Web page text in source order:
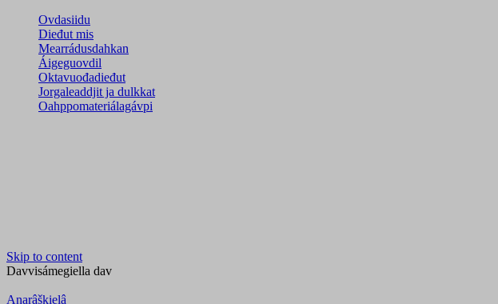
Ovdasiidu
Dieđut mis
Mearrádusdahkan
Áigeguovdil
Oktavuođadieđut
Jorgaleaddjit ja dulkkat
Oahppomateriálagávpi
Skip to content
Davvisámegiella dav
Anarâškielâ